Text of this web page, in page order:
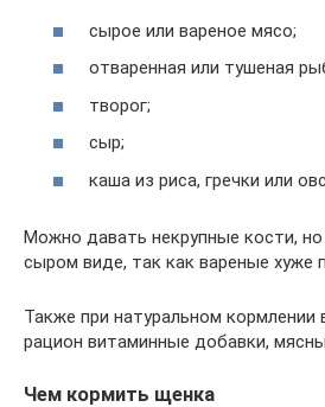
сырое или вареное мясо;
отваренная или тушеная
творог;
сыр;
каша из риса, гречки или
Можно давать некрупные кости, но
сыром виде, так как вареные хуже
Также при натуральном кормлении
рацион витаминные добавки,
Чем кормить щенка